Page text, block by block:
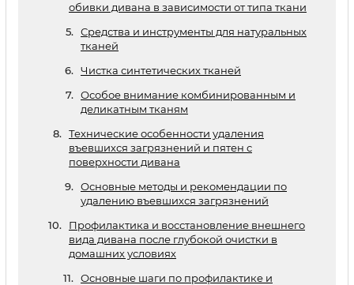
обивки дивана в зависимости от типа ткани
Средства и инструменты для натуральных
тканей
Чистка синтетических тканей
Особое внимание комбинированным и
деликатным тканям
Технические особенности удаления
въевшихся загрязнений и пятен с
поверхности дивана
Основные методы и рекомендации по
удалению въевшихся загрязнений
Профилактика и восстановление внешнего
вида дивана после глубокой очистки в
домашних условиях
Основные шаги по профилактике и